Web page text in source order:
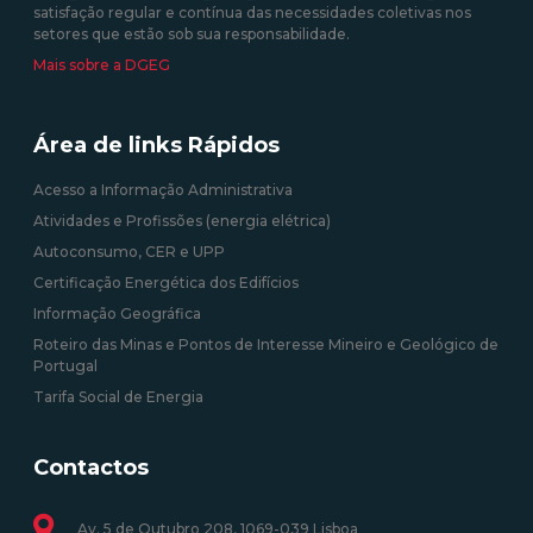
satisfação regular e contínua das necessidades coletivas nos
setores que estão sob sua responsabilidade.
Mais sobre a DGEG
Área de links Rápidos
Acesso a Informação Administrativa
Atividades e Profissões (energia elétrica)
Autoconsumo, CER e UPP
Certificação Energética dos Edifícios
Informação Geográfica
Roteiro das Minas e Pontos de Interesse Mineiro e Geológico de
Portugal
Tarifa Social de Energia
Contactos
Av. 5 de Outubro 208, 1069-039 Lisboa